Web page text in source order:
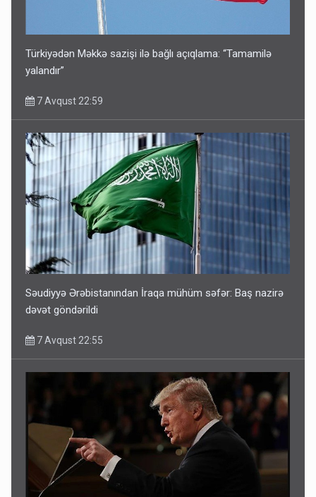
Türkiyədən Məkkə sazişi ilə bağlı açıqlama: “Tamamilə
yalandır”
7 Avqust 22:59
Səudiyyə Ərəbistanından İraqa mühüm səfər: Baş nazirə
dəvət göndərildi
7 Avqust 22:55